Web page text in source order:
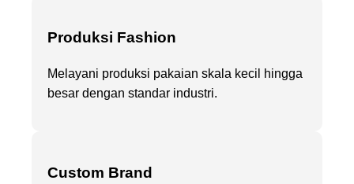
Produksi Fashion
Melayani produksi pakaian skala kecil hingga
besar dengan standar industri.
Custom Brand